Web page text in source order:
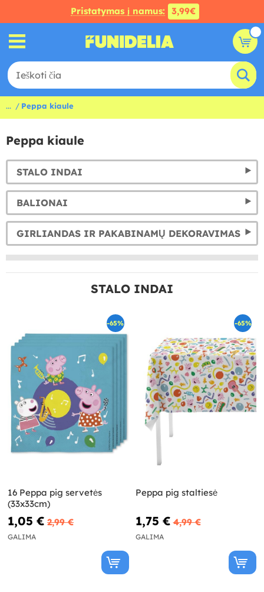
Pristatymas į namus: 3,99€
... Peppa kiaule
Peppa kiaule
STALO INDAI
BALIONAI
GIRLIANDAS IR PAKABINAMŲ DEKORAVIMAS
STALO INDAI
-65%
16 Peppa pig servetės
(33x33cm)
1,05 € 2,99 €
GALIMA
-65%
Peppa pig staltiesė
1,75 € 4,99 €
GALIMA